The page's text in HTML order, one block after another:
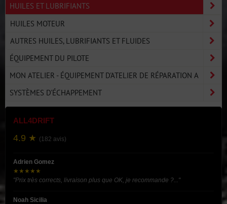
HUILES ET LUBRIFIANTS
HUILES MOTEUR
AUTRES HUILES, LUBRIFIANTS ET FLUIDES
ÉQUIPEMENT DU PILOTE
MON ATELIER - ÉQUIPEMENT D'ATELIER DE RÉPARATION A
SYSTÈMES D'ÉCHAPPEMENT
ALL4DRIFT
4.9 ★ (182 avis)
Adrien Gomez
★★★★★
"Prix très corrects, livraison plus que OK, je recommande ?..."
Noah Sicilia